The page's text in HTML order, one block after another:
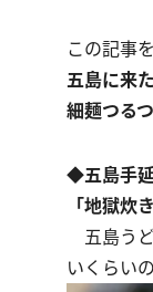
この記事
五島に来
細麺つる
◆五島手
「地獄炊
五島う
いくらい